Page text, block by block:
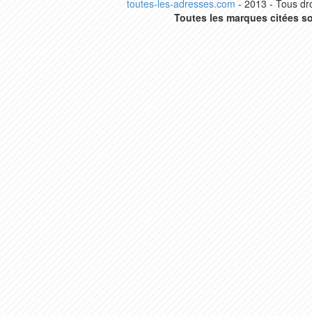
toutes-les-adresses.com - 2013 - Tous
Toutes les marques citées